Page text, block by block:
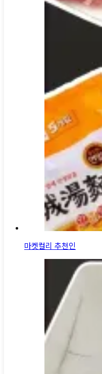
마켓컬리 추천인